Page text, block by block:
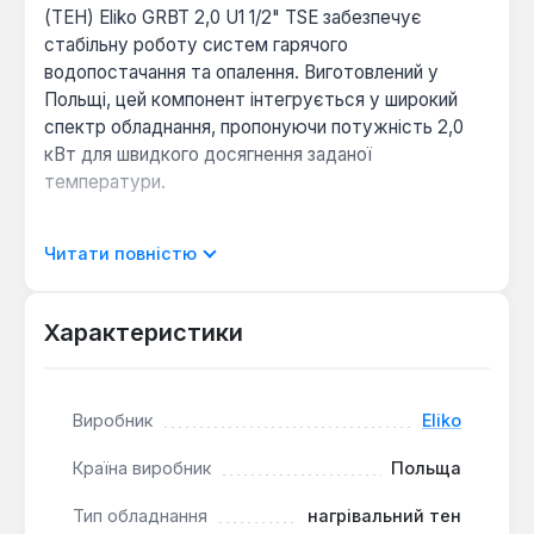
(ТЕН) Eliko GRBT 2,0 U1 1/2" TSE забезпечує
стабільну роботу систем гарячого
водопостачання та опалення. Виготовлений у
Польщі, цей компонент інтегрується у широкий
спектр обладнання, пропонуючи потужність 2,0
кВт для швидкого досягнення заданої
температури.
Конструкція ТЕНа передбачає різьбове
виготовлений з мідної нікельованої трубки, що
призначений для використання в ємностях з
COTHERM з двоступеневим захистом та
стандартам ЄС, забезпечуючи захист від
Читати повністю
Характеристики
Виробник Eliko
Країна виробник Польща
Тип обладнання нагрівальний тен